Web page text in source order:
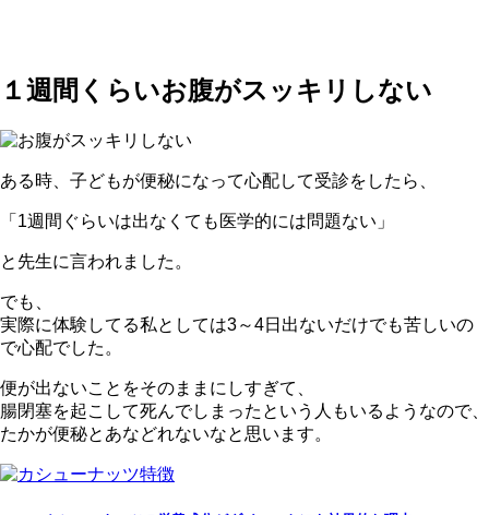
１週間くらいお腹がスッキリしない
ある時、子どもが便秘になって心配して受診をしたら、
「1週間ぐらいは出なくても医学的には問題ない」
と先生に言われました。
でも、
実際に体験してる私としては3～4日出ないだけでも苦しいの
で心配でした。
便が出ないことをそのままにしすぎて、
腸閉塞を起こして死んでしまったという人もいるようなので、
たかが便秘とあなどれないなと思います。